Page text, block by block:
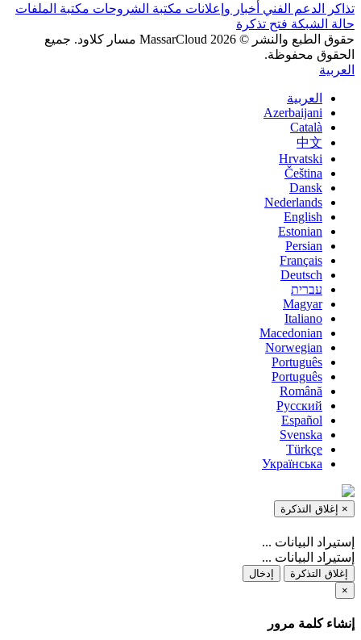
تذاكر الدعم الفني أخبار وإعلانات مكتبة الشروحات مكتبة الملفات
حالة الشبكة فتح تذكرة
حقوق الطبع والنشر © 2026 MassarCloud مسار كلاود. جميع
الحقوق محفوظة.
العربية
العربية
Azerbaijani
Català
中文
Hrvatski
Čeština
Dansk
Nederlands
English
Estonian
Persian
Français
Deutsch
עברית
Magyar
Italiano
Macedonian
Norwegian
Português
Português
Română
Русский
Español
Svenska
Türkçe
Українська
× إغلاق التذكرة
إستيراد البيانات ...
إستيراد البيانات ...
إغلاق التذكرة
إدخال
×
إنشاء كلمة مرور